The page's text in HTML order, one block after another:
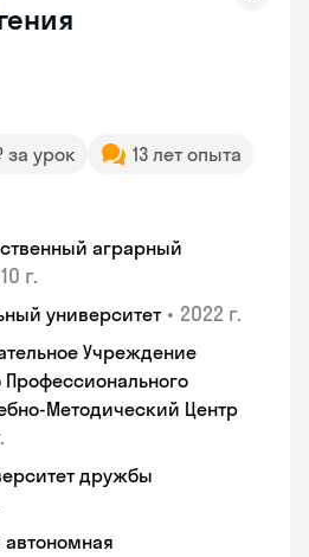
за урок
13 лет опыта
аграрный
г.
университет • 2022 г.
Учреждение
Профессионального
Методический Центр
дружбы
автономная